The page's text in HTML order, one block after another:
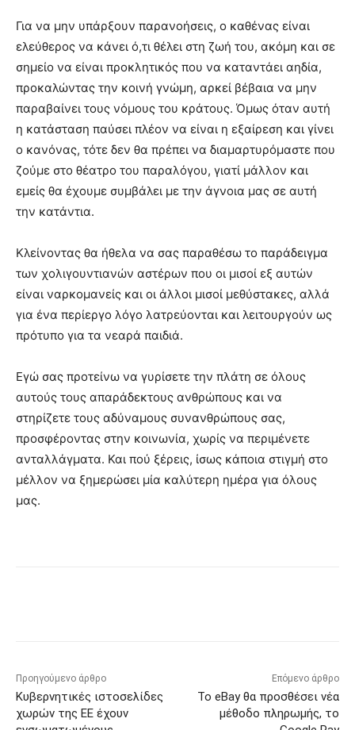
Για να μην υπάρξουν παρανοήσεις, ο καθένας είναι
ελεύθερος να κάνει ό,τι θέλει στη ζωή του, ακόμη και σε
σημείο να είναι προκλητικός που να καταντάει αηδία,
προκαλώντας την κοινή γνώμη, αρκεί βέβαια να μην
παραβαίνει τους νόμους του κράτους. Όμως όταν αυτή
η κατάσταση παύσει πλέον να είναι η εξαίρεση και γίνει
ο κανόνας, τότε δεν θα πρέπει να διαμαρτυρόμαστε που
ζούμε στο θέατρο του παραλόγου, γιατί μάλλον και
εμείς θα έχουμε συμβάλει με την άγνοια μας σε αυτή
την κατάντια.
Κλείνοντας θα ήθελα να σας παραθέσω το παράδειγμα
των χολιγουντιανών αστέρων που οι μισοί εξ αυτών
είναι ναρκομανείς και οι άλλοι μισοί μεθύστακες, αλλά
για ένα περίεργο λόγο λατρεύονται και λειτουργούν ως
πρότυπο για τα νεαρά παιδιά.
Εγώ σας προτείνω να γυρίσετε την πλάτη σε όλους
αυτούς τους απαράδεκτους ανθρώπους και να
στηρίζετε τους αδύναμους συνανθρώπους σας,
προσφέροντας στην κοινωνία, χωρίς να περιμένετε
ανταλλάγματα. Και πού ξέρεις, ίσως κάποια στιγμή στο
μέλλον να ξημερώσει μία καλύτερη ημέρα για όλους
μας.
Προηγούμενο άρθρο
Κυβερνητικές ιστοσελίδες
χωρών της ΕΕ έχουν
Επόμενο άρθρο
Το eBay θα προσθέσει νέα
μέθοδο πληρωμής, το